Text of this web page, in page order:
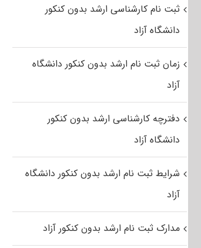
ثبت نام کارشناسی ارشد بدون کنکور
دانشگاه آزاد
زمان ثبت نام ارشد بدون کنکور دانشگاه
آزاد
دفترچه کارشناسی ارشد بدون کنکور
دانشگاه آزاد
شرایط ثبت نام ارشد بدون کنکور دانشگاه
آزاد
مدارک ثبت نام ارشد بدون کنکور آزاد